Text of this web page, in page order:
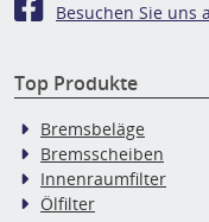
Besuchen Sie uns
Top Produkte
Bremsbeläge
Bremsscheiben
Innenraumfilter
Ölfilter